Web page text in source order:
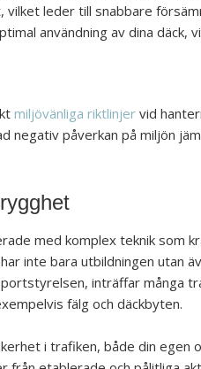
vilket leder till snabbare
användning av dina däck,
miljövänliga riktlinjer vid
negativ påverkan på miljön
med komplex teknik som
inte bara utbildningen
inträffar många
fälg och däckbyten.
i trafiken, både din